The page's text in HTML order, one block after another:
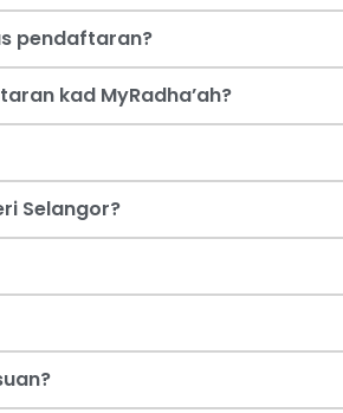
pendaftaran?
kad MyRadha’ah?
Selangor?